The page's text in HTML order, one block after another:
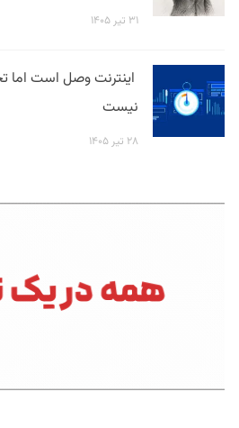
۳۱ تیر ۱۴۰۵
اینترنت وصل است اما
نیست
۲۸ تیر ۱۴۰۵